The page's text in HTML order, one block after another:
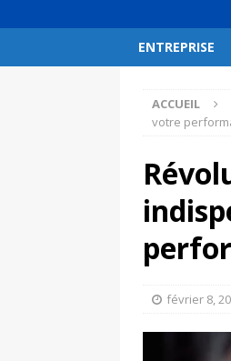
ENTREPRISE
ACCUEIL
votre
février 8,